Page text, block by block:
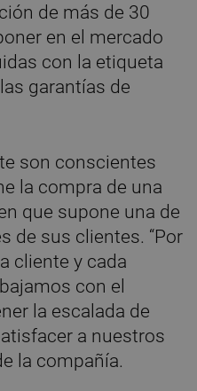
de más de 30
en el mercado
con la etiqueta
garantías de
son conscientes
la compra de una
que supone una de
de sus clientes. “Por
cliente y cada
con el
la escalada de
a nuestros
la compañía.